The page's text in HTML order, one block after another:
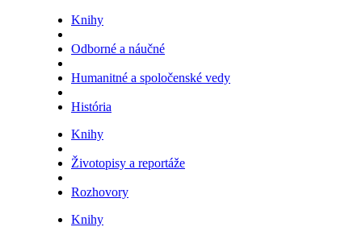
Knihy
Odborné a náučné
Humanitné a spoločenské vedy
História
Knihy
Životopisy a reportáže
Rozhovory
Knihy